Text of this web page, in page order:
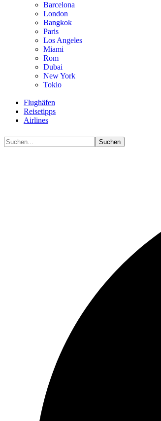
Barcelona
London
Bangkok
Paris
Los Angeles
Miami
Rom
Dubai
New York
Tokio
Flughäfen
Reisetipps
Airlines